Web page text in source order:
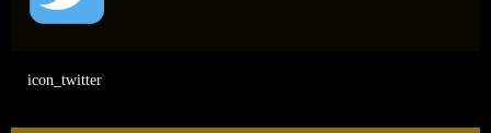
icon_twitter